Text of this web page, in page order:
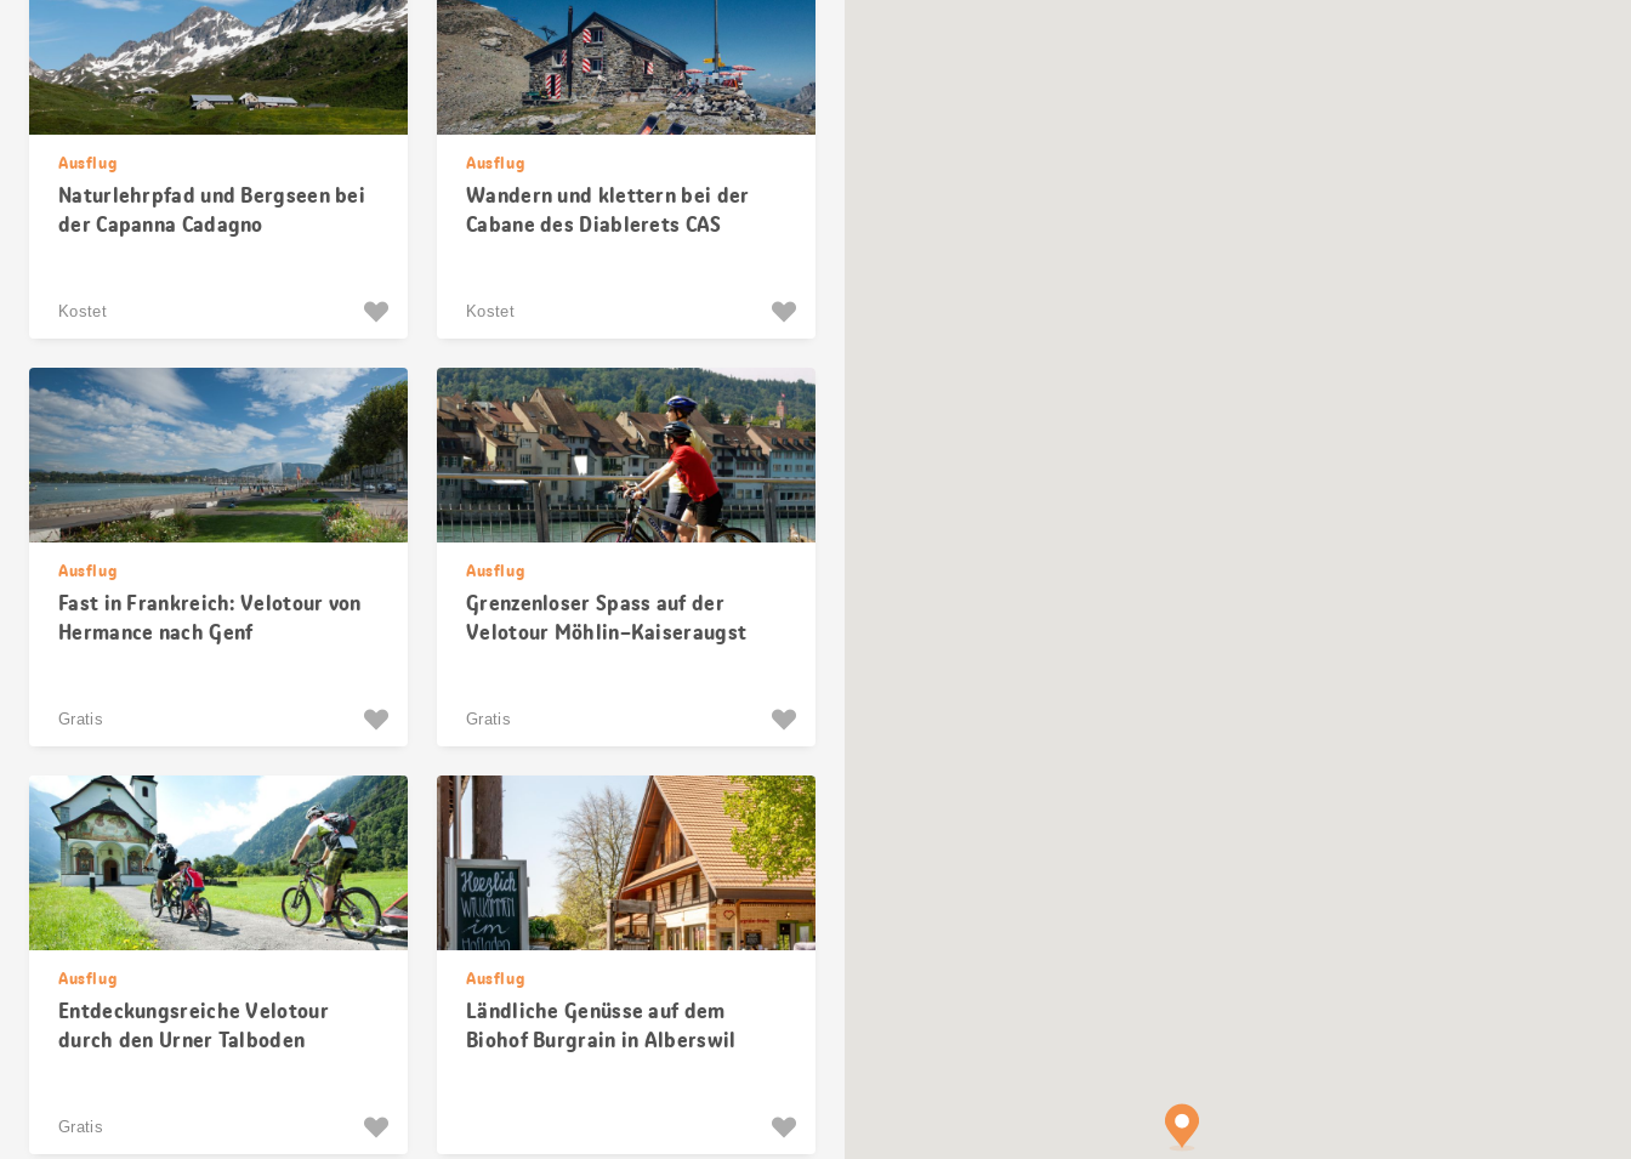
Ausflug
Naturlehrpfad und Bergseen bei
der Capanna Cadagno
Kostet
Ausflug
Wandern und klettern bei der
Cabane des Diablerets CAS
Kostet
Ausflug
Fast in Frankreich: Velotour von
Hermance nach Genf
Gratis
Ausflug
Grenzenloser Spass auf der
Velotour Möhlin–Kaiseraugst
Gratis
Ausflug
Entdeckungsreiche Velotour
durch den Urner Talboden
Gratis
Ausflug
Ländliche Genüsse auf dem
Biohof Burgrain in Alberswil